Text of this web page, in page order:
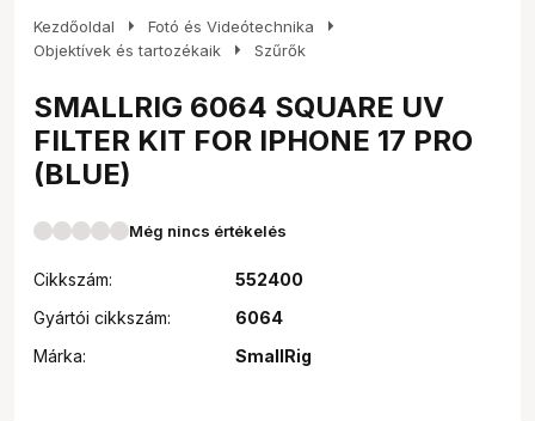
Kezdőoldal arrow_right Fotó és Videótechnika arrow_right
Objektívek és tartozékaik arrow_right Szűrők
SMALLRIG 6064 SQUARE UV
FILTER KIT FOR IPHONE 17 PRO
(BLUE)
Még nincs értékelés
Cikkszám:
552400
Gyártói cikkszám:
6064
Márka:
SmallRig